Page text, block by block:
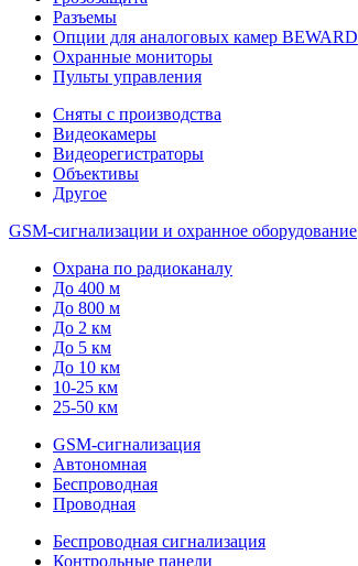
Разъемы
Опции для аналоговых камер BEWARD
Охранные мониторы
Пульты управления
Сняты с производства
Видеокамеры
Видеорегистраторы
Объективы
Другое
GSM-сигнализации и охранное оборудование
Охрана по радиоканалу
До 400 м
До 800 м
До 2 км
До 5 км
До 10 км
10-25 км
25-50 км
GSM-сигнализация
Автономная
Беспроводная
Проводная
Беспроводная сигнализация
Контрольные панели